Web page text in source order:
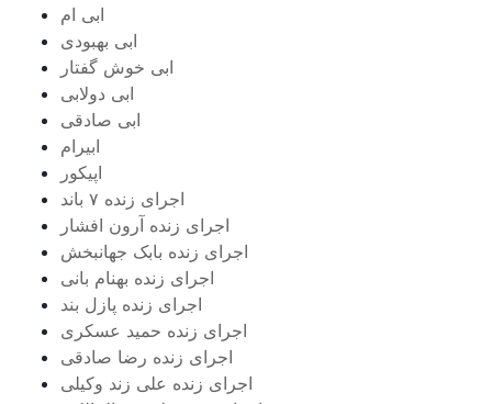
ابی ام
ابی بهبودی
ابی خوش گفتار
ابی دولابی
ابی صادقی
ابیرام
اپیکور
اجرای زنده ۷ باند
اجرای زنده آرون افشار
اجرای زنده بابک جهانبخش
اجرای زنده بهنام بانی
اجرای زنده پازل بند
اجرای زنده حمید عسکری
اجرای زنده رضا صادقی
اجرای زنده علی زند وکیلی